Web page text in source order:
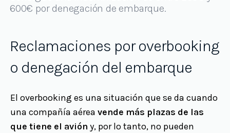
600€ por denegación de embarque.
Reclamaciones por overbooking
o denegación del embarque
El overbooking es una situación que se da cuando
una compañía aérea vende más plazas de las
que tiene el avión y, por lo tanto, no pueden